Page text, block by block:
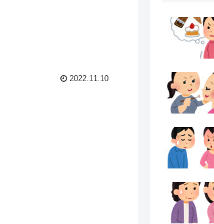
2022.11.10